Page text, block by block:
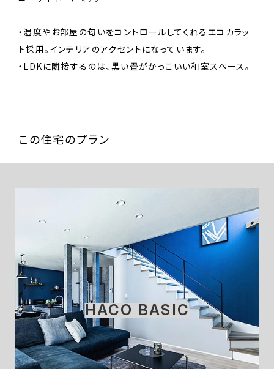
・湿度やお部屋の匂いをコントロールしてくれるエコカラッ
ト採用。インテリアのアクセントになっています。
・LDKに隣接するのは、黒い畳がかっこいい和室スペース。
この住宅のプラン
HACO BASIC